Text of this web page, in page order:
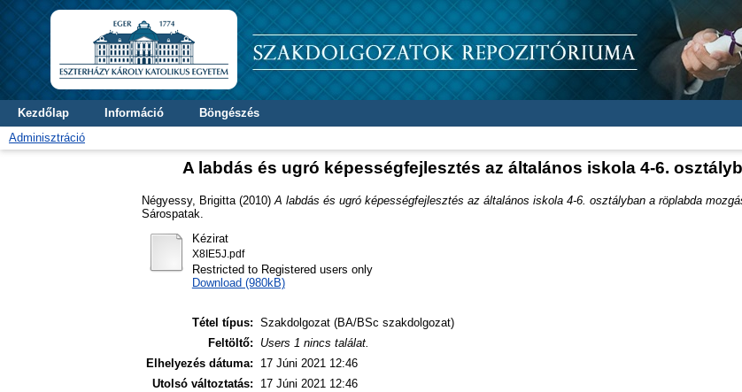
Kezdőlap Információ
Böngészés
Adminisztráció
A labdás és ugró képességfejlesztés az általános iskola 4-6.
Négyessy, Brigitta (2010) A labdás és ugró képességfejlesztés az általános iskola 4-6. osztályban a röplabda
Sárospatak.
Kézirat
X8IE5J.pdf
Restricted to Registered users only
Download (980kB)
Tétel típus: Szakdolgozat (BA/BSc szakdolgozat)
Feltöltő:
Users 1 nincs találat.
Elhelyezés dátuma:
17 Júni 2021 12:46
Utolsó változtatás:
17 Júni 2021 12:46